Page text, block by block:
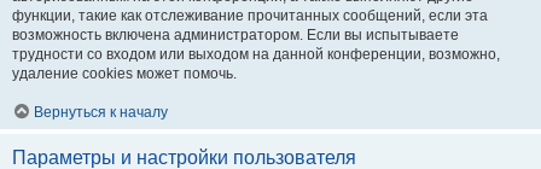
функции, такие как отслеживание прочитанных сообщений, если эта
возможность включена администратором. Если вы испытываете
трудности со входом или выходом на данной конференции, возможно,
удаление cookies может помочь.
Вернуться к началу
Параметры и настройки пользователя